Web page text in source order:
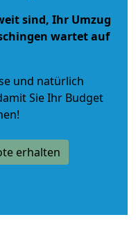
sind, Ihr Umzug
wartet auf
und natürlich
Sie Ihr Budget
erhalten